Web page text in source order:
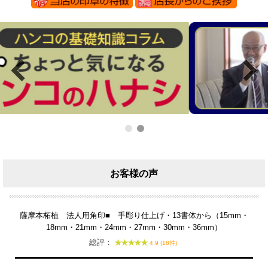
お客様の声
薩摩本柘植 法人用角印■ 手彫り仕上げ・13書体から（15mm・
18mm・21mm・24mm・27mm・30mm・36mm）
総評：
4.9 (18件)